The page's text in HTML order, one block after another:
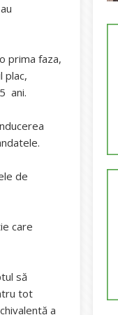
prima faza,
plac,
ani.
de
care
să
tot
a